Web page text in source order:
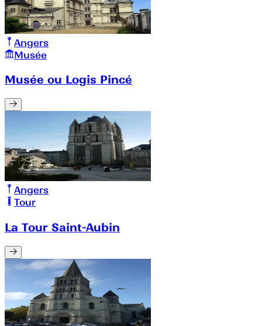
Angers
Musée
Musée ou Logis Pincé
Angers
Tour
La Tour Saint-Aubin